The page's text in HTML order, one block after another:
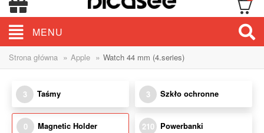
MENU
Strona główna » Apple » Watch 44 mm (4.series)
3 Taśmy 3 Szkło ochronne
0 Magnetic Holder 210 Powerbanki